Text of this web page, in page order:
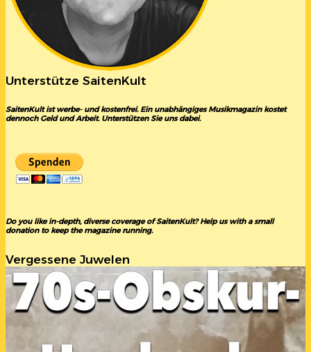
Unterstütze SaitenKult
SaitenKult ist werbe- und kostenfrei. Ein unabhängiges Musikmagazin kostet
dennoch Geld und Arbeit. Unterstützen Sie uns dabei.
Do you like in-depth, diverse coverage of SaitenKult? Help us with a small
donation to keep the magazine running.
Vergessene Juwelen